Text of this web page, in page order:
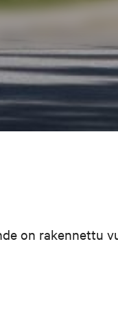
on rakennettu